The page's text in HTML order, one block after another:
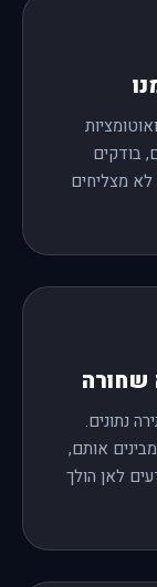
בודקים
לא מצליחים
נתונים.
שפשוט מבינים אותם,
לאן הולך